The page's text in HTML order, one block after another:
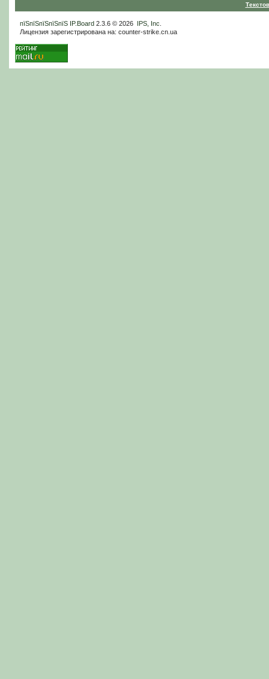
пїЅпїЅпїЅпїЅпїЅ IP.Board2.3.6 © 2026 IPS, Inc
Лицензия зарегистрирована на: counter-strike.cn.ua